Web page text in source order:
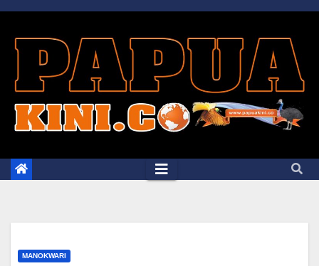
Skip
content
MANOKWARI